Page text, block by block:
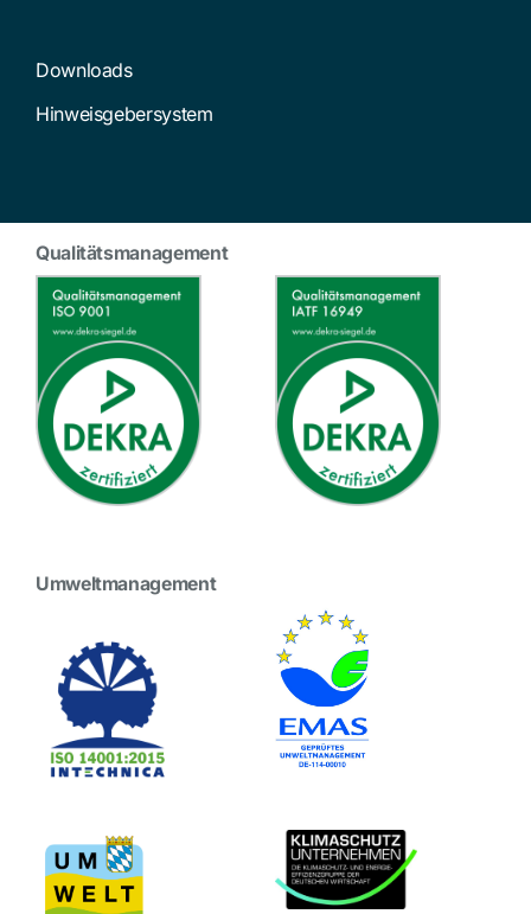
Downloads
Hinweisgebersystem
Qualitätsmanagement
Umweltmanagement